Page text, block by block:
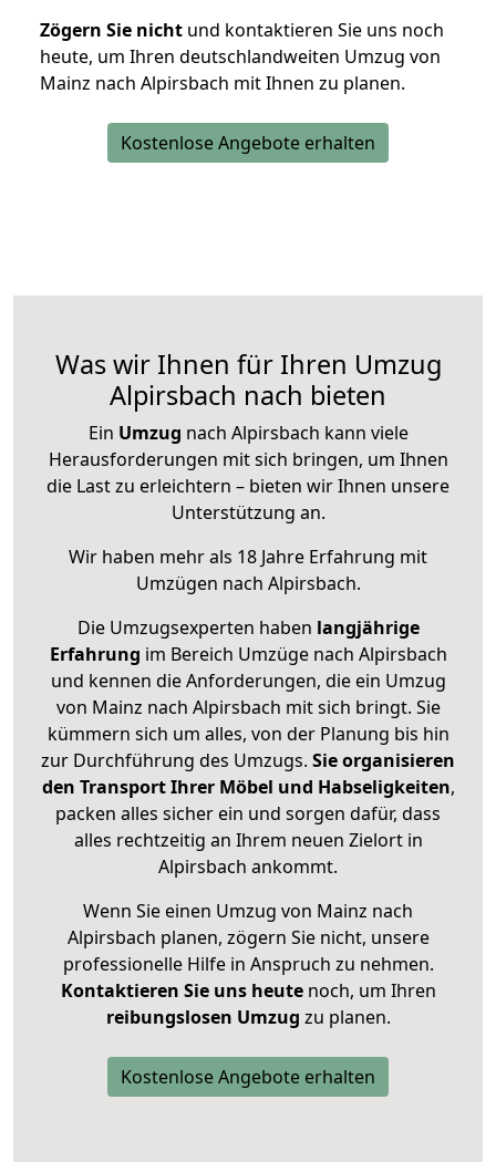
Zögern Sie nicht und kontaktieren Sie uns noch
heute, um Ihren deutschlandweiten Umzug von
Mainz nach Alpirsbach mit Ihnen zu planen.
Kostenlose Angebote erhalten
Was wir Ihnen für Ihren Umzug
Alpirsbach nach bieten
Ein Umzug nach Alpirsbach kann viele
Herausforderungen mit sich bringen, um Ihnen
die Last zu erleichtern – bieten wir Ihnen unsere
Unterstützung an.
Wir haben mehr als 18 Jahre Erfahrung mit
Umzügen nach Alpirsbach.
Die Umzugsexperten haben langjährige
Erfahrung im Bereich Umzüge nach Alpirsbach
und kennen die Anforderungen, die ein Umzug
von Mainz nach Alpirsbach mit sich bringt. Sie
kümmern sich um alles, von der Planung bis hin
zur Durchführung des Umzugs. Sie organisieren
den Transport Ihrer Möbel und Habseligkeiten,
packen alles sicher ein und sorgen dafür, dass
alles rechtzeitig an Ihrem neuen Zielort in
Alpirsbach ankommt.
Wenn Sie einen Umzug von Mainz nach
Alpirsbach planen, zögern Sie nicht, unsere
professionelle Hilfe in Anspruch zu nehmen.
Kontaktieren Sie uns heutenoch, um Ihren
reibungslosen Umzug zu planen.
Kostenlose Angebote erhalten